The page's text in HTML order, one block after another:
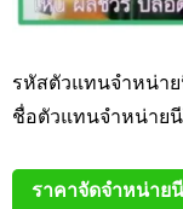
รหัสตัวแทนจำหน่า
ชื่อตัวแทนจำหน่าย
ราคาจัดจำหน่าย